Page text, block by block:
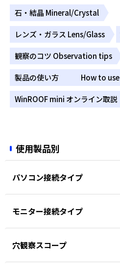
石・結晶 Mineral/Crystal
レンズ・ガラス Lens/Glass
観察のコツ Observation tips
製品の使い方 How to use
WinROOF mini オンライン取説
使用製品別
パソコン接続タイプ
モニター接続タイプ
穴観察スコープ